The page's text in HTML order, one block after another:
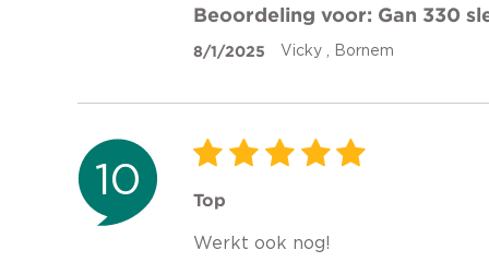
Beoordeling voor: Gan 330
8/1/2025 Vicky , Bornem
10 Top
Werkt ook nog!